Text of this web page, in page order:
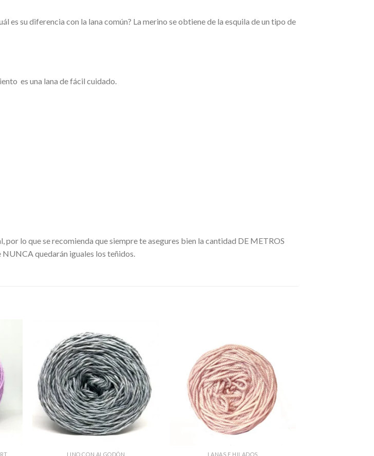
es su diferencia con la lana común? La merino se obtiene de la esquila de un tipo de
es una lana de fácil cuidado.
por lo que se recomienda que siempre te asegures bien la cantidad DE METROS
quedarán iguales los teñidos.
LINO CON ALGODÓN LANAS E HILADOS